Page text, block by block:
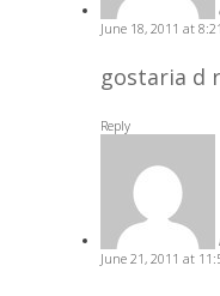
June 18, 2011 at
gostaria d
Reply
June 21, 2011 at